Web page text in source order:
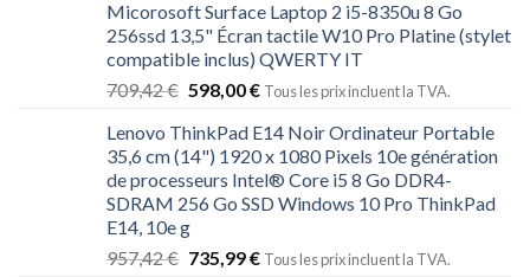
Micorosoft Surface Laptop 2 i5-8350u 8 Go
256ssd 13,5" Écran tactile W10 Pro Platine (stylet
compatible inclus) QWERTY IT
709,42€ 598,00€ Tous les prix incluent la TVA.
Lenovo ThinkPad E14 Noir Ordinateur Portable
35,6 cm (14") 1920 x 1080 Pixels 10e génération
de processeurs Intel® Core i5 8 Go DDR4-
SDRAM 256 Go SSD Windows 10 Pro ThinkPad
E14, 10e g
957,42€ 735,99€ Tous les prix incluent la TVA.